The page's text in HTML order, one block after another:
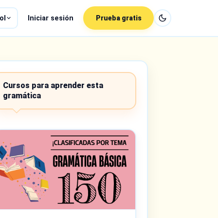
Iniciar sesión Prueba gratis
Cursos para aprender esta
gramática